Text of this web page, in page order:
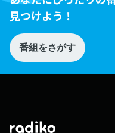
見つけよう！
番組をさがす